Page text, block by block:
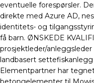
eventuelle forespørsler.
direkte med Azure AD,
identitets- og
få barn. ØNSKEDE
prosjektleder/
landbasert
Elementpartner har